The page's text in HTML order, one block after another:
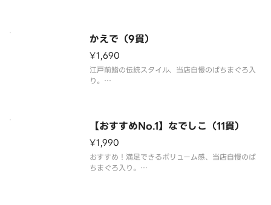
びをご利用ください。
場合があります。
※お客様
かえで（9貫）
¥1,690
江戸前鮨の伝統スタイル、当店自慢のばちまぐろ入
り。
※わさび抜きで提供しております。別添の小袋わさ
※食材の入荷状況により、一部のネタが変更にな
【おすすめNo.1】なでしこ（11貫）
¥1,990
おすすめ！満足できるボリューム感、当店自慢のば
ちまぐろ入り。